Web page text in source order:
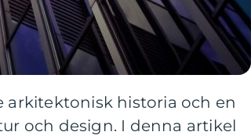
arkitektonisk historia och en
och design. I denna artikel